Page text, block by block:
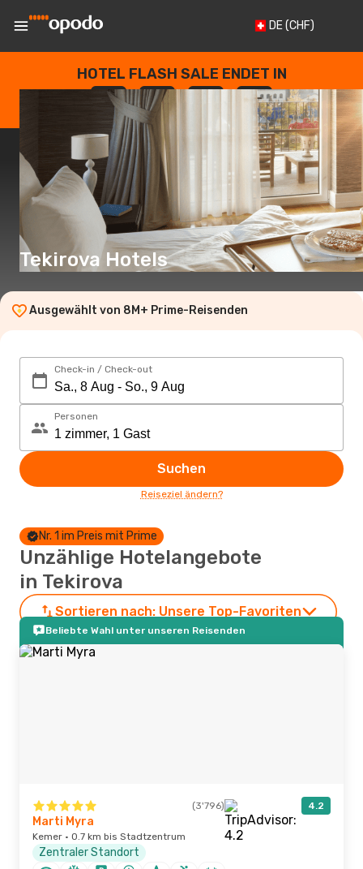
DE(CHF)
HOTEL FLASH SALE ENDET IN
--
TAGE
: --
STUNDEN
: --
SEKUNDEN
Tekirova Hotels
Ausgewählt von 8M+ Prime-Reisenden
Check-in / Check-out
Personen
Suchen
Reiseziel ändern?
Nr. 1 im Preis mit Prime
Unzählige Hotelangebote
in Tekirova
Sortieren nach: Unsere Top-Favoriten
Beliebte Wahl unter unseren Reisenden
(3'796) 4.2
Marti Myra
Kemer · 0.7 km bis Stadtzentrum
Zentraler Standort